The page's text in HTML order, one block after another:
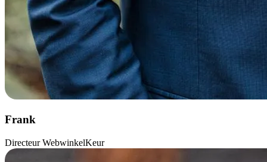
Frank
Directeur WebwinkelKeur